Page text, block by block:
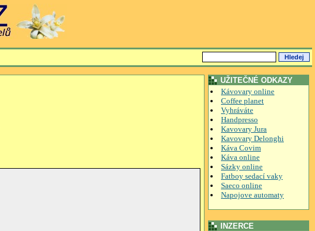
UŽITEČNÉ ODKAZY
Kávovary online
Coffee planet
Vyhráváte
Handpresso
Kavovary Jura
Kavovary Delonghi
Káva Covim
Káva online
Sázky online
Fatboy sedací vaky
Saeco online
Napojove automaty
INZERCE